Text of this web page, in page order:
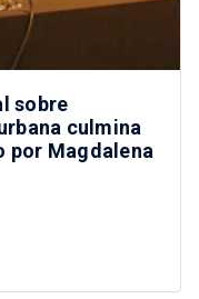
sobre
culmina
por Magdalena